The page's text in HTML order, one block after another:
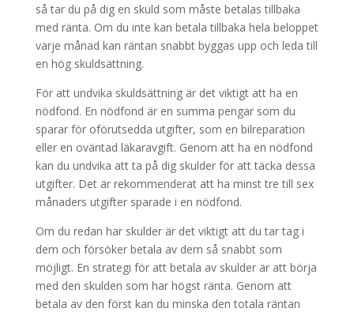
så tar du på dig en skuld som måste betalas tillbaka
med ränta. Om du inte kan betala tillbaka hela beloppet
varje månad kan räntan snabbt byggas upp och leda till
en hög skuldsättning.
För att undvika skuldsättning är det viktigt att ha en
nödfond. En nödfond är en summa pengar som du
sparar för oförutsedda utgifter, som en bilreparation
eller en oväntad läkaravgift. Genom att ha en nödfond
kan du undvika att ta på dig skulder för att täcka dessa
utgifter. Det är rekommenderat att ha minst tre till sex
månaders utgifter sparade i en nödfond.
Om du redan har skulder är det viktigt att du tar tag i
dem och försöker betala av dem så snabbt som
möjligt. En strategi för att betala av skulder är att börja
med den skulden som har högst ränta. Genom att
betala av den först kan du minska den totala räntan